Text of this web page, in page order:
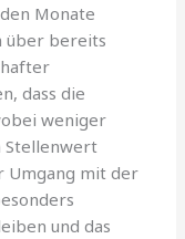
Monate
über bereits
dass die
weniger
Stellenwert
Umgang mit der
und das